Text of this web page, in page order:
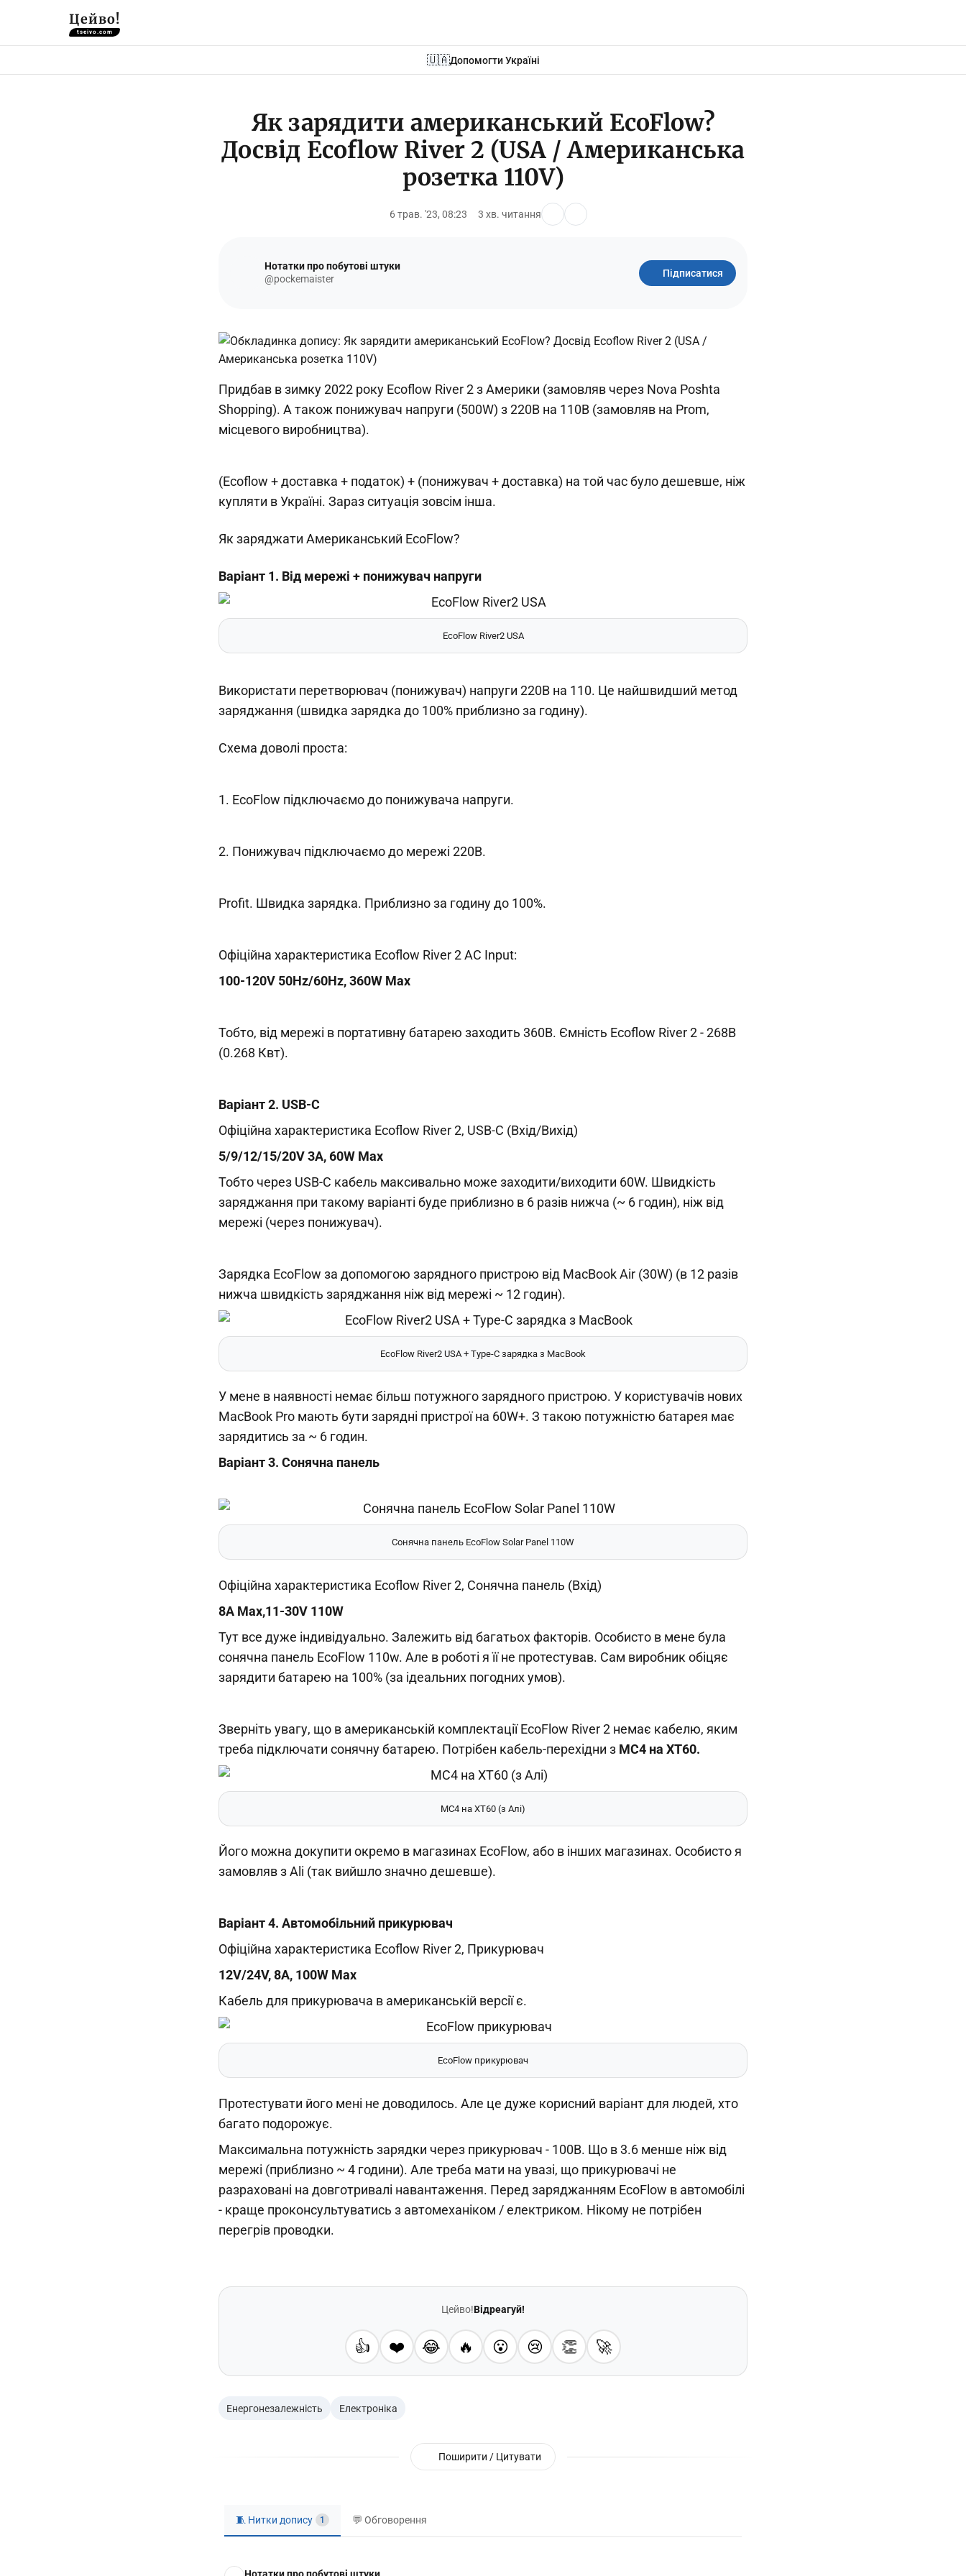
Цейво!
tseivo.com
🇺🇦Допомогти Україні
Як зарядити американський EcoFlow?
Досвід Ecoflow River 2 (USA / Американська
розетка 110V)
6 трав. '23, 08:23 3 хв. читання
Нотатки про побутові штуки
@pockemaister
Підписатися
Придбав в зимку 2022 року Ecoflow River 2 з Америки (замовляв через Nova Poshta
Shopping). А також понижувач напруги (500W) з 220В на 110В (замовляв на Prom,
місцевого виробництва).
(Ecoflow + доставка + податок) + (понижувач + доставка) на той час було дешевше, ніж
купляти в Україні. Зараз ситуація зовсім інша.
Як заряджати Американський EcoFlow?
Варіант 1. Від мережі + понижувач напруги
EcoFlow River2 USA
Використати перетворювач (понижувач) напруги 220В на 110. Це найшвидший метод
заряджання (швидка зарядка до 100% приблизно за годину).
Схема доволі проста:
1. ЕсоFlow підключаємо до понижувача напруги.
2. Понижувач підключаємо до мережі 220В.
Profit. Швидка зарядка. Приблизно за годину до 100%.
Офіційна характеристика Ecoflow River 2 AC Input:
100-120V 50Hz/60Hz, 360W Max
Тобто, від мережі в портативну батарею заходить 360В. Ємність Ecoflow River 2 - 268В
(0.268 Квт).
Варіант 2. USB-C
Офіційна характеристика Ecoflow River 2, USB-C (Вхід/Вихід)
5/9/12/15/20V 3A, 60W Max
Тобто через USB-C кабель максивально може заходити/виходити 60W. Швидкість
заряджання при такому варіанті буде приблизно в 6 разів нижча (~ 6 годин), ніж від
мережі (через понижувач).
Зарядка EcoFlow за допомогою зарядного пристрою від MacBook Air (30W) (в 12 разів
нижча швидкість заряджання ніж від мережі ~ 12 годин).
EcoFlow River2 USA + Type-C зарядка з MacBook
У мене в наявності немає більш потужного зарядного пристрою. У користувачів нових
MacBook Pro мають бути зарядні пристрої на 60W+. З такою потужністю батарея має
зарядитись за ~ 6 годин.
Варіант 3. Сонячна панель
Сонячна панель EcoFlow Solar Panel 110W
Офіційна характеристика Ecoflow River 2, Сонячна панель (Вхід)
8A Max,11-30V 110W
Тут все дуже індивідуально. Залежить від багатьох факторів. Особисто в мене була
сонячна панель EcoFlow 110w. Але в роботі я її не протестував. Сам виробник обіцяє
зарядити батарею на 100% (за ідеальних погодних умов).
Зверніть увагу, що в американській комплектації EcoFlow River 2 немає кабелю, яким
треба підключати сонячну батарею. Потрібен кабель-перехідни з MC4 на XT60.
MC4 на XT60 (з Алі)
Його можна докупити окремо в магазинах EcoFlow, або в інших магазинах. Особисто я
замовляв з Ali (так вийшло значно дешевше).
Варіант 4. Автомобільний прикурювач
Офіційна характеристика Ecoflow River 2, Прикурювач
12V/24V, 8A, 100W Max
Кабель для прикурювача в американській версії є.
EcoFlow прикурювач
Протестувати його мені не доводилось. Але це дуже корисний варіант для людей, хто
багато подорожує.
Максимальна потужність зарядки через прикурювач - 100В. Що в 3.6 менше ніж від
мережі (приблизно ~ 4 години). Але треба мати на увазі, що прикурювачі не
разраховані на довготривалі навантаження. Перед заряджанням EcoFlow в автомобілі
- краще проконсультуватись з автомеханіком / електриком. Нікому не потрібен
перегрів проводки.
Цейво!Відреагуй!
👍 ❤️ 😂 🔥 😮 😢 👏 🚀
Енергонезалежність Електроніка
Поширити / Цитувати
🧵 Нитки допису 1 💬 Обговорення